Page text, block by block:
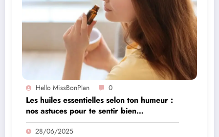
Hello MissBonPlan 0
Les huiles essentielles selon ton humeur :
nos astuces pour te sentir bien
naturellement
28/06/2025